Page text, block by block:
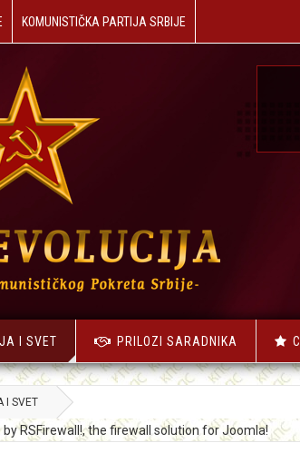
KOMUNISTIČKA PARTIJA SRBIJE
I SVET PRILOZI SARADNIKA
I SVET